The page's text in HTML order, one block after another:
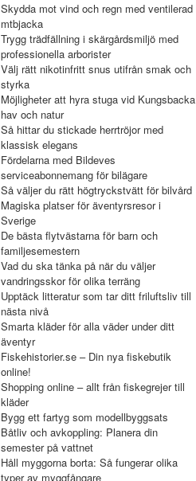
Skydda mot vind och regn med ventilerad
mtbjacka
Trygg trädfällning i skärgårdsmiljö med
professionella arborister
Välj rätt nikotinfritt snus utifrån smak och
styrka
Möjligheter att hyra stuga vid Kungsbacka
hav och natur
Så hittar du stickade herrtröjor med
klassisk elegans
Fördelarna med Bildeves
serviceabonnemang för bilägare
Så väljer du rätt högtryckstvätt för bilvård
Magiska platser för äventyrsresor i
Sverige
De bästa flytvästarna för barn och
familjesemestern
Vad du ska tänka på när du väljer
vandringsskor för olika terräng
Upptäck litteratur som tar ditt friluftsliv till
nästa nivå
Smarta kläder för alla väder under ditt
äventyr
Fiskehistorier.se – Din nya fiskebutik
online!
Shopping online – allt från fiskegrejer till
kläder
Bygg ett fartyg som modellbyggsats
Båtliv och avkoppling: Planera din
semester på vattnet
Håll myggorna borta: Så fungerar olika
typer av myggfångare